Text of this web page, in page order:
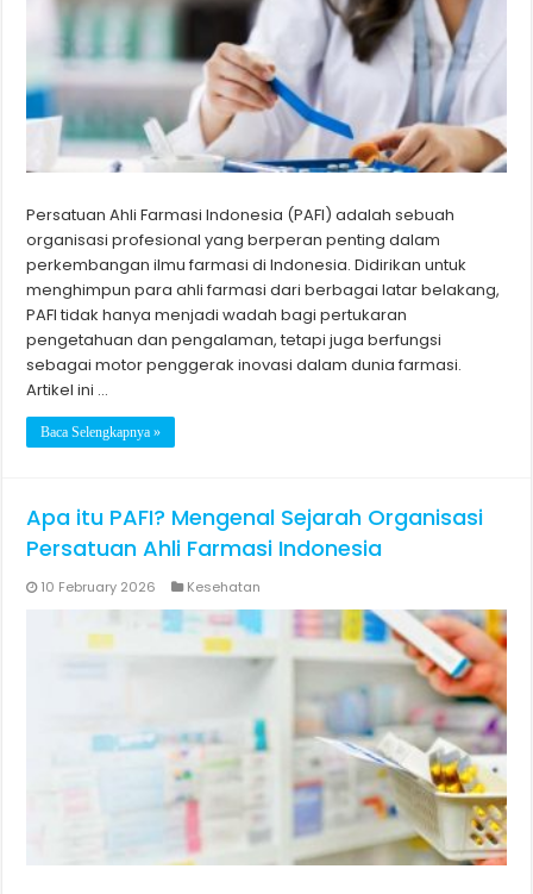
Persatuan Ahli Farmasi Indonesia (PAFI) adalah sebuah
organisasi profesional yang berperan penting dalam
perkembangan ilmu farmasi di Indonesia. Didirikan untuk
menghimpun para ahli farmasi dari berbagai latar belakang,
PAFI tidak hanya menjadi wadah bagi pertukaran
pengetahuan dan pengalaman, tetapi juga berfungsi
sebagai motor penggerak inovasi dalam dunia farmasi.
Artikel ini …
Baca Selengkapnya »
Apa itu PAFI? Mengenal Sejarah Organisasi
Persatuan Ahli Farmasi Indonesia
10 February 2026 Kesehatan